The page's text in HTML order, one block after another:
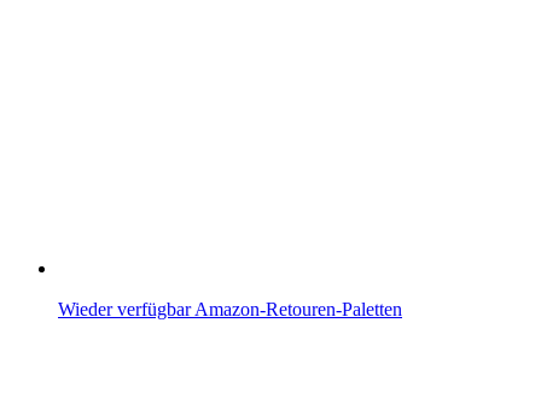
Wieder verfügbar Amazon-Retouren-Paletten